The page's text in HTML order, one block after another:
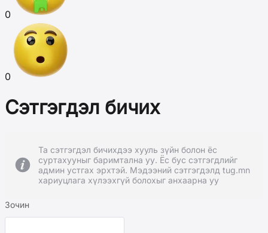
0
0
Сэтгэгдэл бичих
Та сэтгэгдэл бичихдээ хууль зүйн болон ёс
суртахууныг баримтална уу. Ёс бус сэтгэгдлийг
админ устгах эрхтэй. Мэдээний сэтгэгдэлд tug.mn
хариуцлага хүлээхгүй болохыг анхаарна уу
Зочин